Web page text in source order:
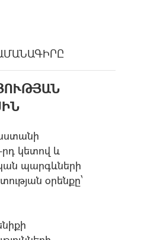
կետով և
պարգևների
օրենքը՝